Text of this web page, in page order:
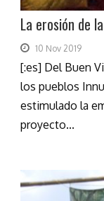
La erosión de
10 Nov 2019
[:es] Del Buen
los pueblos
estimulado la
proyecto...